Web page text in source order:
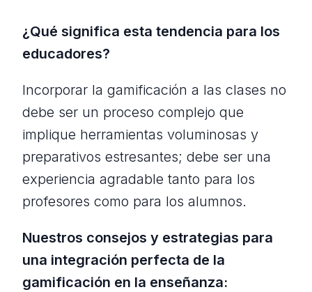
¿Qué significa esta tendencia para los
educadores?
Incorporar la gamificación a las clases no
debe ser un proceso complejo que
implique herramientas voluminosas y
preparativos estresantes; debe ser una
experiencia agradable tanto para los
profesores como para los alumnos.
Nuestros consejos y estrategias para
una integración perfecta de la
gamificación en la enseñanza: